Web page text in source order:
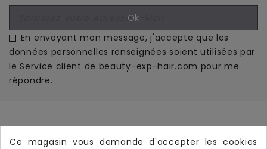
En envoyant mon message, j'accepte que les
données personnelles renseignées soient utilisées par
le Service client de beauty-exp-hair.com pour me
répondre.
Informations
Ce magasin vous demande d'accepter les cookies